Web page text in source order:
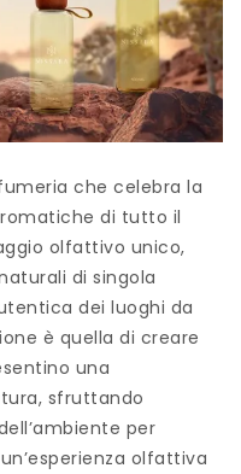
che celebra la
di tutto il
olfattivo unico,
di singola
dei luoghi da
è quella di creare
una
sfruttando
per
olfattiva